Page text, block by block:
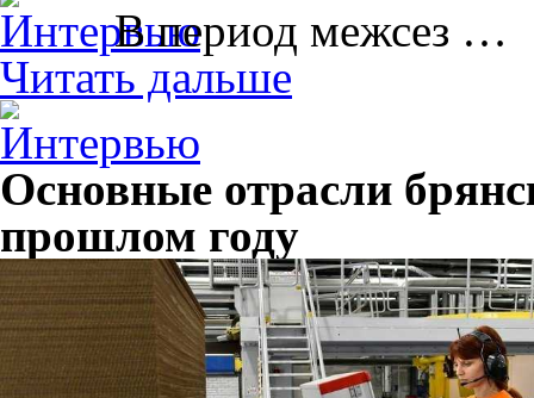
В период межсез …
Читать дальше
Основные отрасли
прошлом году